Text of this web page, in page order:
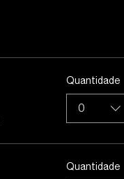
Quantidade
0
Quantidade